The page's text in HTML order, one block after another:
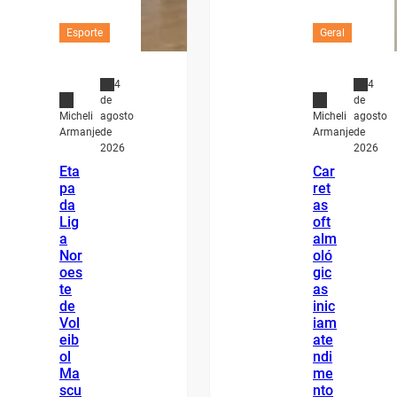
Esporte
Micheli
Armanje
4
de
agosto
de
2026
Eta
pa
da
Lig
a
Nor
oes
te
de
Vol
eib
ol
Ma
scu
Geral
Micheli
Armanje
4
de
agosto
de
2026
Car
ret
as
oft
alm
oló
gic
as
inic
iam
ate
ndi
me
nto